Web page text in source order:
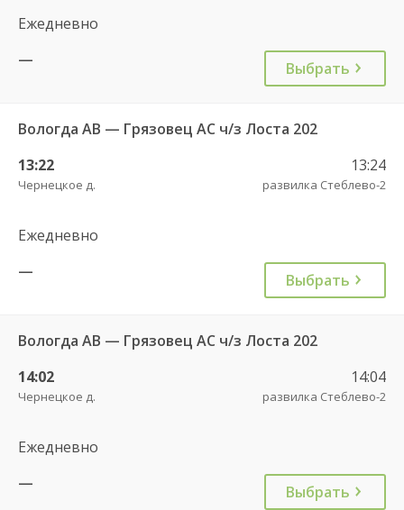
Ежедневно
—
Выбрать
Вологда АВ — Грязовец АС ч/з Лоста 202
13:22
Чернецкое д.
13:24
развилка Стеблево-2
Ежедневно
—
Выбрать
Вологда АВ — Грязовец АС ч/з Лоста 202
14:02
Чернецкое д.
14:04
развилка Стеблево-2
Ежедневно
—
Выбрать